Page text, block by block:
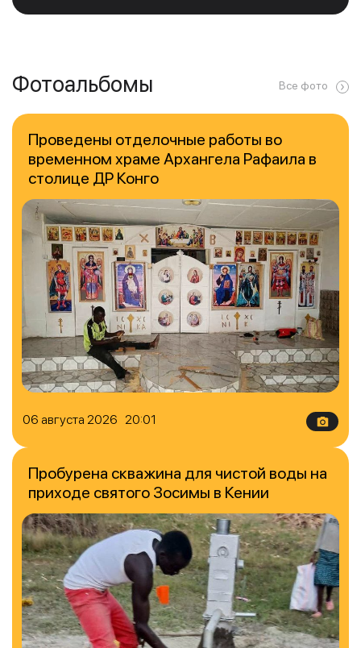
Фотоальбомы Все фото
06 августа 2026 20:01
Проведены отделочные работы во
временном храме Архангела Рафаила в
столице ДР Конго
Пробурена скважина для чистой воды на
приходе святого Зосимы в Кении